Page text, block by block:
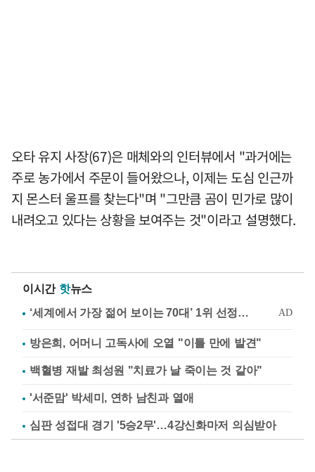
오타 유지 사장(67)은 매체와의 인터뷰에서 "과거에는
주로 농가에서 주문이 들어왔으나, 이제는 도심 인근까
지 몬스터 울프를 찾는다"며 "그만큼 곰이 민가로 많이
내려오고 있다는 상황을 보여주는 것"이라고 설명했다.
이시간 핫뉴스
방은희, 어머니 고독사에 오열 "이틀 만에 발견"
백혈병 재발 최성원 "치료가 날 죽이는 것 같아"
'서준맘' 박세미, 연하 남친과 열애
심판 성접대 경기 '5승2무'…4강신화마저 의심받아